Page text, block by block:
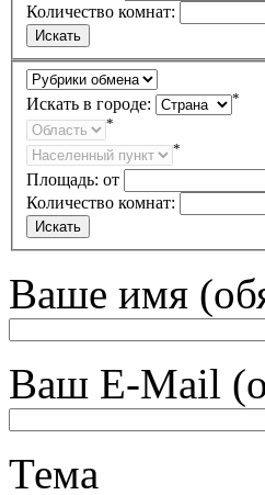
Количество комнат:
Искать в городе:
*
*
*
Площадь: от
Количество комнат:
Ваше имя
Ваш E-Mail
Тема